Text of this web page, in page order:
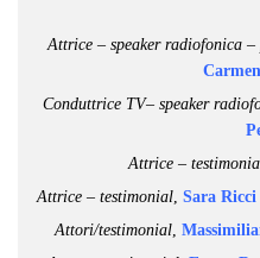
Attrice – speaker radiofonica –
Conduttrice TV– speaker
Attrice –
Attrice – testimonial, Sara Ricci
Attori/testimonial,